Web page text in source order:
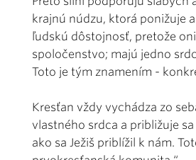
krajnú núdzu, ktorá ponižuje
ľudskú dôstojnosť, pretože
spoločenstvo; majú jedno
Toto je tým znamením -
Kresťan vždy vychádza zo
vlastného srdca a približuje
ako sa Ježiš priblížil k nám.